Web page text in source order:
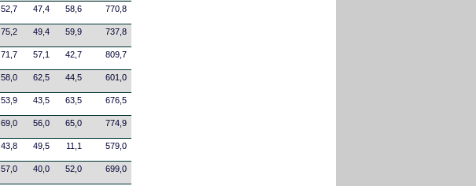
52,7 47,4 58,6 770,8
75,2 49,4 59,9 737,8
71,7 57,1 42,7 809,7
58,0 62,5 44,5 601,0
53,9 43,5 63,5 676,5
69,0 56,0 65,0 774,9
43,8 49,5 11,1 579,0
57,0 40,0 52,0 699,0